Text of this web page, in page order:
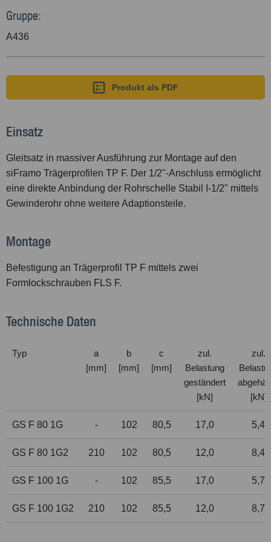
Gruppe:
A436
Produkt als PDF
Einsatz
Gleitsatz in massiver Ausführung zur Montage auf den
siFramo Trägerprofilen TP F. Der 1/2"-Anschluss ermöglicht
eine direkte Anbindung der Rohrschelle Stabil I-1/2" mittels
Gewinderohr ohne weitere Adaptionsteile.
Montage
Befestigung an Trägerprofil TP F mittels zwei
Formlockschrauben FLS F.
Technische Daten
Typ
a
[mm]
b
[mm]
c
[mm]
zul.
Belastung
geständert
[kN]
zul.
[kN]
GS F 80 1G - 102 80,5 17,0 5,4
GS F 80 1G2 210 102 80,5 12,0 8,4
GS F 100 1G - 102 85,5 17,0 5,7
GS F 100 1G2 210 102 85,5 12,0 8,7